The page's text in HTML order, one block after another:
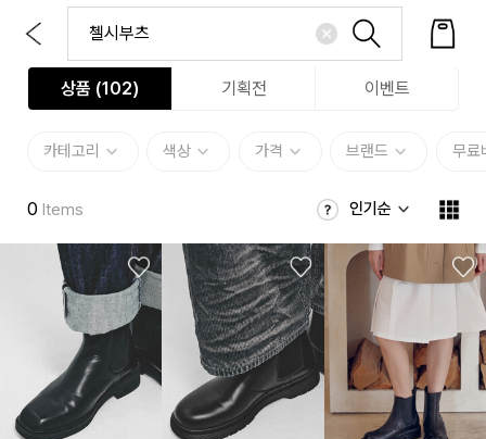
상품 (102) 기획전 이벤트
카테고리 색상 가격 브랜드 무료
0 Items 인기순